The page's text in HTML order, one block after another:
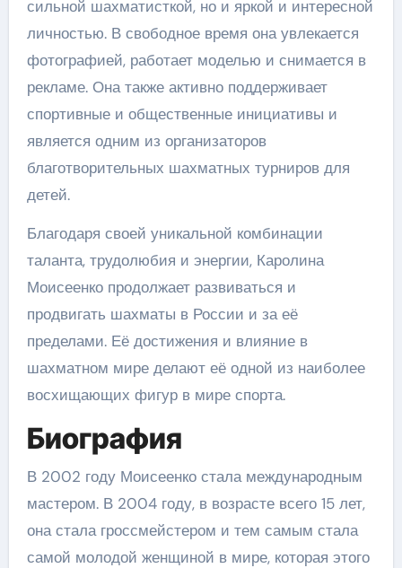
сильной шахматисткой, но и яркой и интересной
личностью. В свободное время она увлекается
фотографией, работает моделью и снимается в
рекламе. Она также активно поддерживает
спортивные и общественные инициативы и
является одним из организаторов
благотворительных шахматных турниров для
детей.
Благодаря своей уникальной комбинации
таланта, трудолюбия и энергии, Каролина
Моисеенко продолжает развиваться и
продвигать шахматы в России и за её
пределами. Её достижения и влияние в
шахматном мире делают её одной из наиболее
восхищающих фигур в мире спорта.
Биография
В 2002 году Моисеенко стала международным
мастером. В 2004 году, в возрасте всего 15 лет,
она стала гроссмейстером и тем самым стала
самой молодой женщиной в мире, которая этого